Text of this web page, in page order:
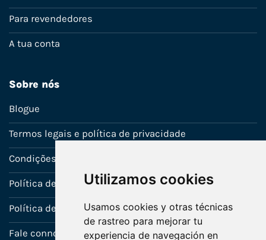
Utilizamos cookies
Usamos cookies y otras técnicas
de rastreo para mejorar tu
experiencia de navegación en
Para revendedores
A tua conta
Sobre nós
Blogue
Termos legais e política de privacidade
Condições de venda
Política de Garantia
Política de utilização de cookies
Fale connosco